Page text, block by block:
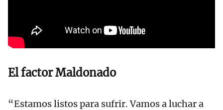
El factor Maldonado
“Estamos listos para sufrir. Vamos a luchar a